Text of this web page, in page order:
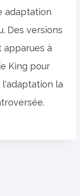
adaptation
Des versions
apparues à
King pour
l'adaptation la